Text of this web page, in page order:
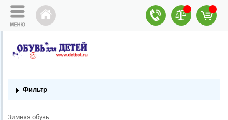
Фильтр
Зимняя обувь